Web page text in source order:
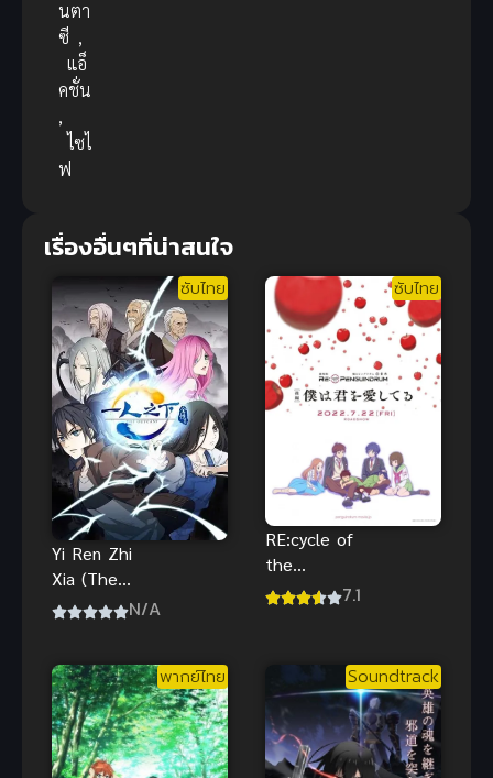
นตา
ซี ,
แอ็
คชั่น
,
ไซไ
ฟ
เรื่องอื่นๆที่น่าสนใจ
ซับไทย
Yi Ren Zhi
Xia (The
OutCast) ภาย
N/A
ซับไทย
RE:cycle of
the
PENGUINDR
ลึกลับสุดป่วน
7.1
พากย์ไทย Soundtrack